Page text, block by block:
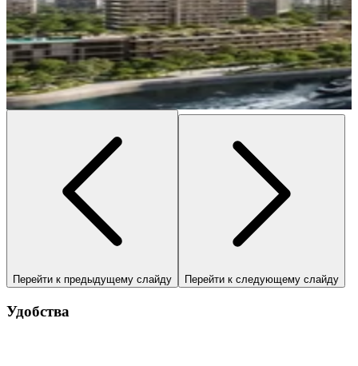
Перейти к предыдущему слайду Перейти к следующему слайду
Удобства